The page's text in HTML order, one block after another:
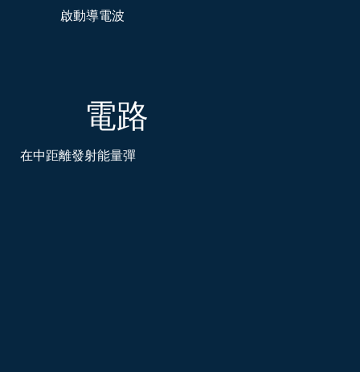
啟動導電波
電路
在中距離發射能量彈